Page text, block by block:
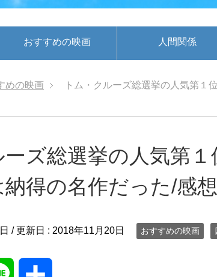
おすすめの映画 人間関係
めの映画 トム・クルーズ総選挙の人気第１
ーズ総選挙の人気第１
得の名作だった/感想
/ 更新日 : 2018年11月20日 おすすめの映画